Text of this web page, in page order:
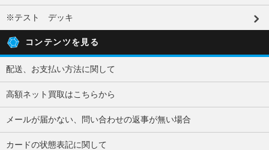
※テスト デッキ
コンテンツを見る
配送、お支払い方法に関して
高額ネット買取はこちらから
メールが届かない、問い合わせの返事が無い場合
カードの状態表記に関して